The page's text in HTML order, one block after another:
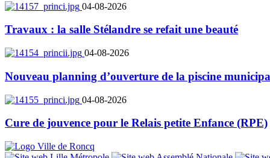
04-08-2026
Travaux : la salle Stélandre se refait une beauté
04-08-2026
Nouveau planning d’ouverture de la piscine
04-08-2026
Cure de jouvence pour le Relais petite Enfance (RPE)